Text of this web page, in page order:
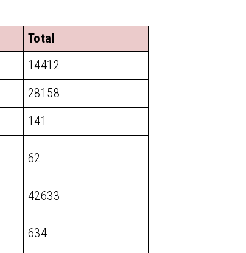
Total
14412
28158
141
62
42633
634